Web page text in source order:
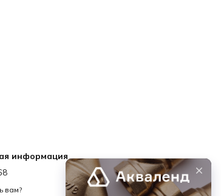
информация
вам?
067 339 7768
info@akvalend.ua